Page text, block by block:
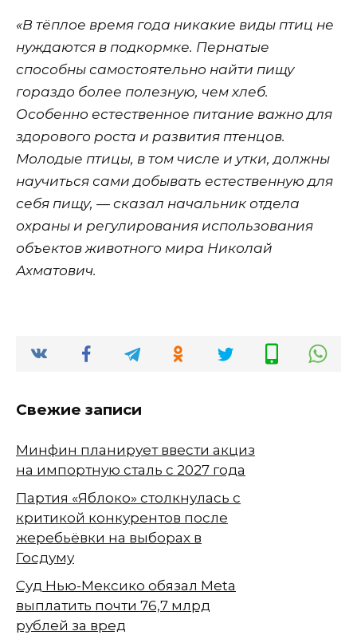
«В тёплое время года никакие виды птиц не
нуждаются в подкормке. Пернатые
способны самостоятельно найти пищу
гораздо более полезную, чем хлеб.
Особенно естественное питание важно для
здорового роста и развития птенцов.
Молодые птицы, в том числе и утки, должны
научиться сами добывать естественную для
себя пищу, — сказал начальник отдела
охраны и регулирования использования
объектов животного мира Николай
Ахматович.
Свежие записи
Минфин планирует ввести акциз
на импортную сталь с 2027 года
Партия «Яблоко» столкнулась с
критикой конкурентов после
жеребьёвки на выборах в
Госдуму
Суд Нью-Мексико обязал Meta
выплатить почти 76,7 млрд
рублей за вред